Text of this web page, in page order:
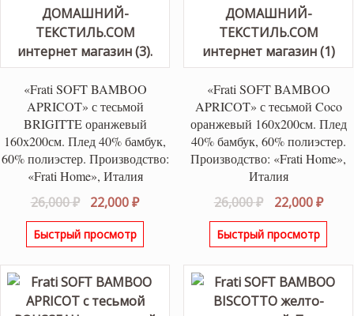
«Frati SOFT BAMBOO
APRICOT» с тесьмой
BRIGITTE оранжевый
160х200см. Плед 40% бамбук,
60% полиэстер. Производство:
«Frati Home», Италия
26,000₽
Первоначальная
цена
составляла
22,000₽Текущая
цена:
Быстрый просмотр
«Frati SOFT BAMBOO
APRICOT» с тесьмой Coco
оранжевый 160х200см. Плед
40% бамбук, 60% полиэстер.
Производство: «Frati Home»,
Италия
26,000₽
цена
составляла
22,000₽
Быстрый просмотр